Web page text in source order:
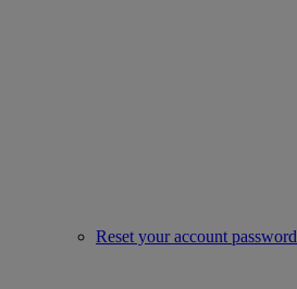
Reset your account password